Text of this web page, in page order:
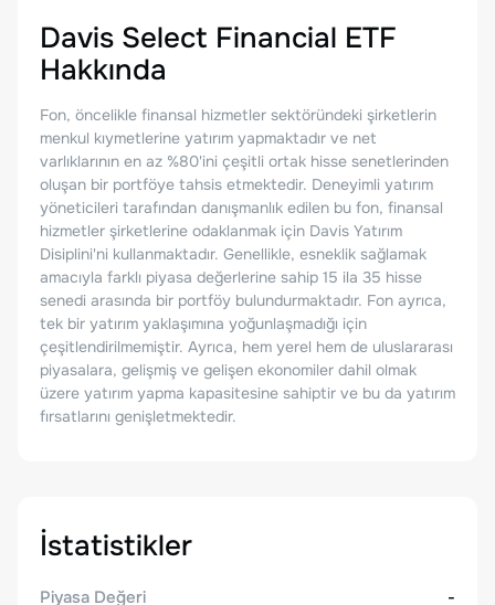
Davis Select Financial ETF
Hakkında
Fon, öncelikle finansal hizmetler sektöründeki şirketlerin
menkul kıymetlerine yatırım yapmaktadır ve net
varlıklarının en az %80'ini çeşitli ortak hisse senetlerinden
oluşan bir portföye tahsis etmektedir. Deneyimli yatırım
yöneticileri tarafından danışmanlık edilen bu fon, finansal
hizmetler şirketlerine odaklanmak için Davis Yatırım
Disiplini'ni kullanmaktadır. Genellikle, esneklik sağlamak
amacıyla farklı piyasa değerlerine sahip 15 ila 35 hisse
senedi arasında bir portföy bulundurmaktadır. Fon ayrıca,
tek bir yatırım yaklaşımına yoğunlaşmadığı için
çeşitlendirilmemiştir. Ayrıca, hem yerel hem de uluslararası
piyasalara, gelişmiş ve gelişen ekonomiler dahil olmak
üzere yatırım yapma kapasitesine sahiptir ve bu da yatırım
fırsatlarını genişletmektedir.
İstatistikler
Piyasa Değeri
-